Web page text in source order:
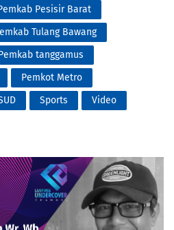
Pesisir Barat
Tulang Bawang
tanggamus
Pemkot Metro
Sports
Video